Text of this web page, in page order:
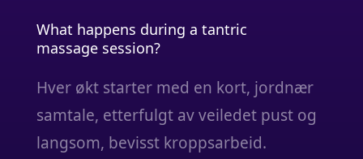
What happens during a tantric
massage session?
Hver økt starter med en kort, jordnær
samtale, etterfulgt av veiledet pust og
langsom, bevisst kroppsarbeid.